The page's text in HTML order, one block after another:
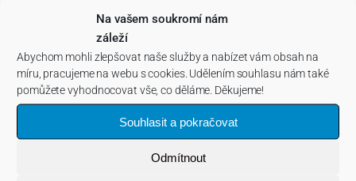
Na vašem soukromí nám
záleží
Abychom mohli zlepšovat naše služby a nabízet vám obsah na
míru, pracujeme na webu s cookies. Udělením souhlasu nám také
pomůžete vyhodnocovat vše, co děláme. Děkujeme!
Souhlasit a pokračovat
Odmítnout
5. Gativa QMS